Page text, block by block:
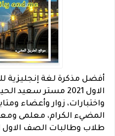
أفضل مذكرة لغة إنجليزية
الاول 2021 مستر
واختبارات، زواروأعضاء
المضيء الكرام، معلمى
طلاب وطالبات الصف